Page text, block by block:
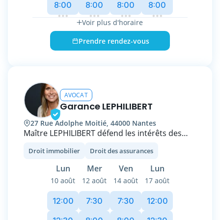
devant le Conseil de Prud'hommes ou le Pôle
Social du Tribunal Judiciaire.
8:00
8:00
8:00
8:00
Voir plus d'horaire
Prendre rendez-vous
AVOCAT
Garance LEPHILIBERT
27 Rue Adolphe Moitié, 44000 Nantes
Maître LEPHILIBERT défend les intérêts des
particuliers sur toutes leurs problématiques
de vente et d’achat, ainsi que dans le cadre de
la gestion immobilière.
Elle conseille les constructeurs, maître
d’ouvrage ou encore agents immobiliers dans
Droit immobilier Droit des assurances
Lun Mer Ven Lun
10 août 12 août 14 août 17 août
12:00
7:30
7:30
12:00